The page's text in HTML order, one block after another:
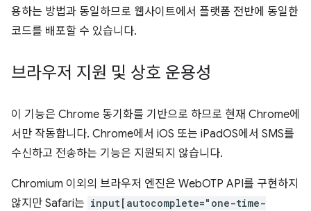
용하는 방법과 동일하므로 웹사이트에서 플랫폼 전반에 동일한
코드를 배포할 수 있습니다.
브라우저 지원 및 상호 운용성
이 기능은 Chrome 동기화를 기반으로 하므로 현재 Chrome에
서만 작동합니다. Chrome에서 iOS 또는 iPadOS에서 SMS를
수신하고 전송하는 기능은 지원되지 않습니다.
Chromium 이외의 브라우저 엔진은 WebOTP API를 구현하지
않지만 Safari는 input[autocomplete="one-time-